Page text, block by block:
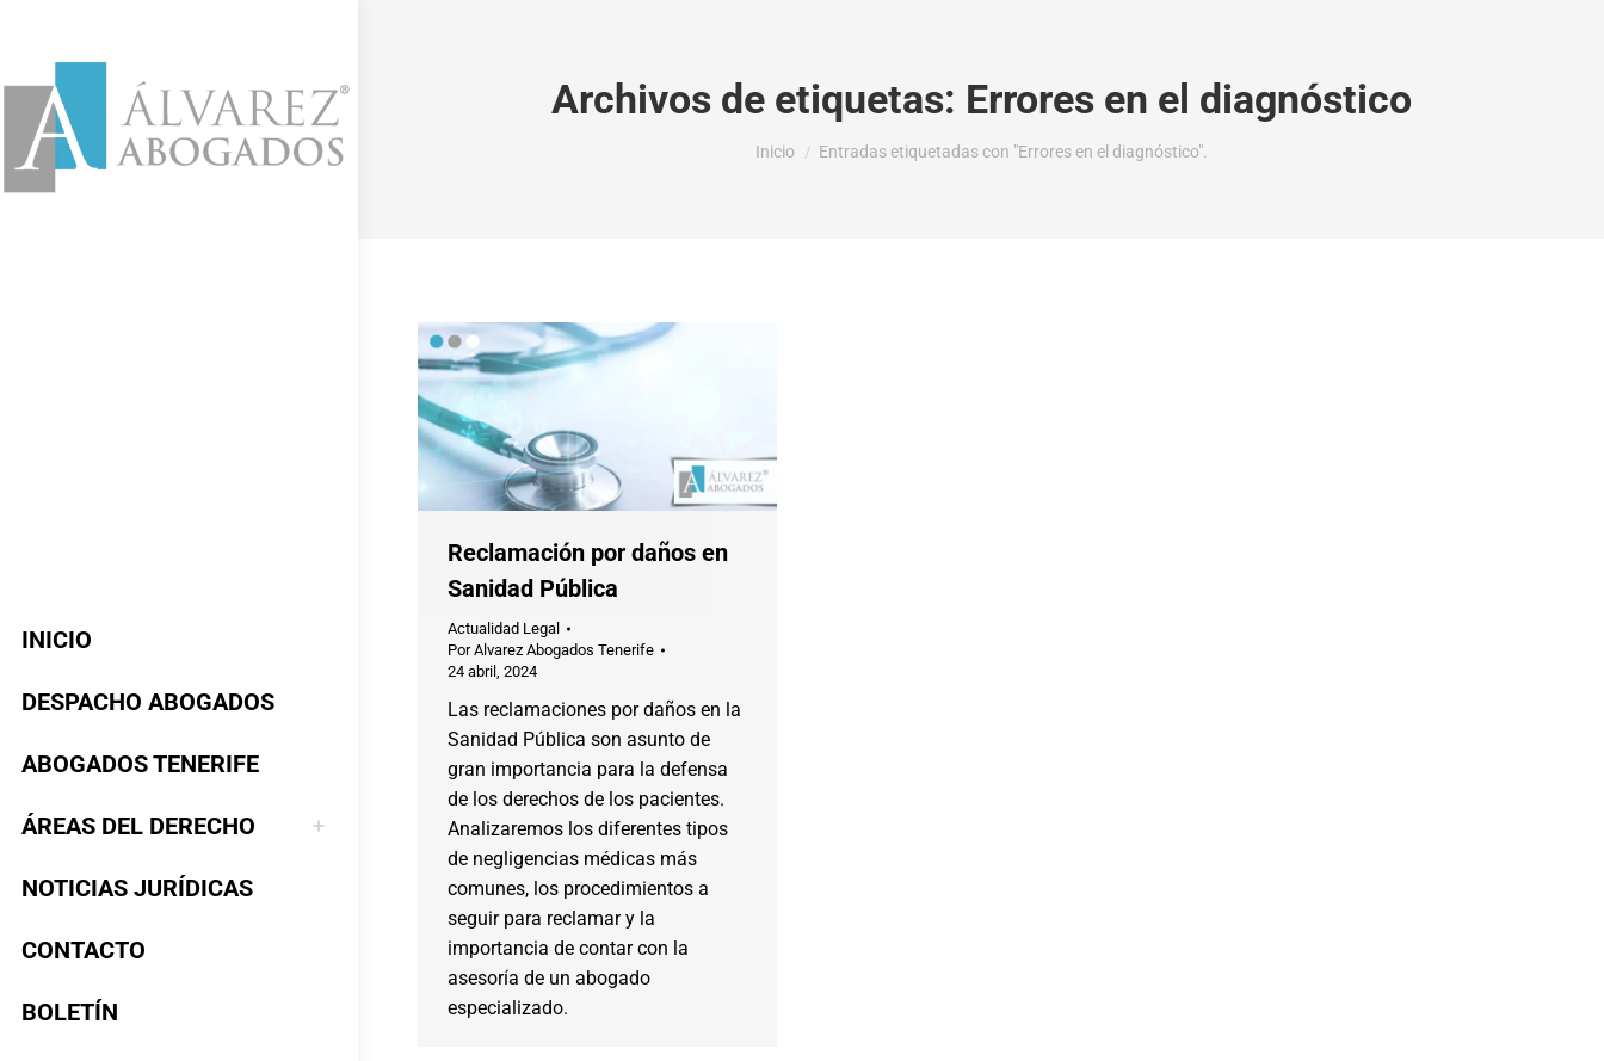
INICIO
DESPACHO ABOGADOS
ABOGADOS TENERIFE
ÁREAS DEL DERECHO
NOTICIAS JURÍDICAS
CONTACTO
BOLETÍN
Archivos de etiquetas: Errores en el diagnóstico
Estás aquí:
Inicio Entradas etiquetadas con "Errores en el diagnóstico".
Reclamación por daños en
Sanidad Pública
Actualidad Legal
PorAlvarez Abogados Tenerife
24 abril, 2024
Las reclamaciones por daños en la
Sanidad Pública son asunto de
gran importancia para la defensa
de los derechos de los pacientes.
Analizaremos los diferentes tipos
de negligencias médicas más
comunes, los procedimientos a
seguir para reclamar y la
importancia de contar con la
asesoría de un abogado
especializado.